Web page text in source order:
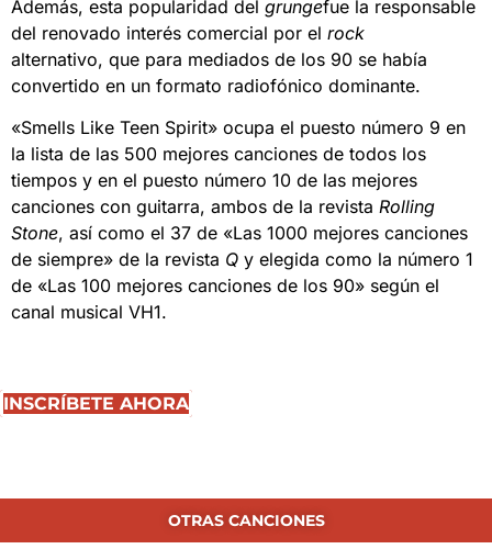
Además, esta popularidad del grungefue la responsable
del renovado interés comercial por el rock
alternativo, que para mediados de los 90 se había
convertido en un formato radiofónico dominante.
«Smells Like Teen Spirit» ocupa el puesto número 9 en
la lista de las 500 mejores canciones de todos los
tiempos y en el puesto número 10 de las mejores
canciones con guitarra, ambos de la revista Rolling
Stone, así como el 37 de «Las 1000 mejores canciones
de siempre» de la revista Q y elegida como la número 1
de «Las 100 mejores canciones de los 90» según el
canal musical VH1.
INSCRÍBETE AHORA
OTRAS CANCIONES